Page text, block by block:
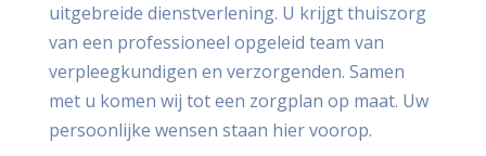
uitgebreide dienstverlening. U krijgt thuiszorg
van een professioneel opgeleid team van
verpleegkundigen en verzorgenden. Samen
met u komen wij tot een zorgplan op maat. Uw
persoonlijke wensen staan hier voorop.